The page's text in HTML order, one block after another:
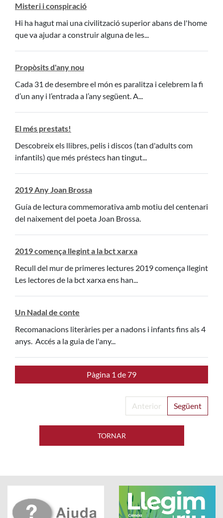
Misteri i conspiració
Hi ha hagut mai una civilització superior abans de l'home
que va ajudar a construir alguna de les...
Propòsits d'any nou
Cada 31 de desembre el món es paralitza i celebrem la fi
d’un any i l’entrada a l’any següent. A...
El més prestats!
Descobreix els llibres, pelis i discos (tan d'adults com
infantils) que més préstecs han tingut...
2019 Any Joan Brossa
Guía de lectura commemorativa amb motiu del centenari
del naixement del poeta Joan Brossa.
2019 comença llegint a la bct xarxa
Recull del mur de primeres lectures 2019 comença llegint
Les lectores de la bct xarxa ens han...
Un Nadal de conte
Recomanacions literàries per a nadons i infants fins als 4
anys. Accés a la guia de l'any...
Pàgina 1 de 79
Anterior Següent
TORNAR